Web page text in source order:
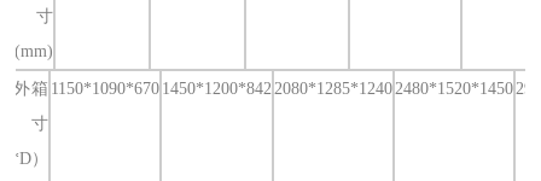
寸
外箱
）
1150*1090*670 1450*1200*8422080*1285*12402480*1520*1450